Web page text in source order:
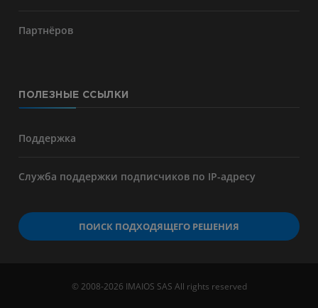
Партнёров
ПОЛЕЗНЫЕ ССЫЛКИ
Поддержка
Служба поддержки подписчиков по IP-адресу
ПОИСК ПОДХОДЯЩЕГО РЕШЕНИЯ
© 2008-2026 IMAIOS SAS All rights reserved